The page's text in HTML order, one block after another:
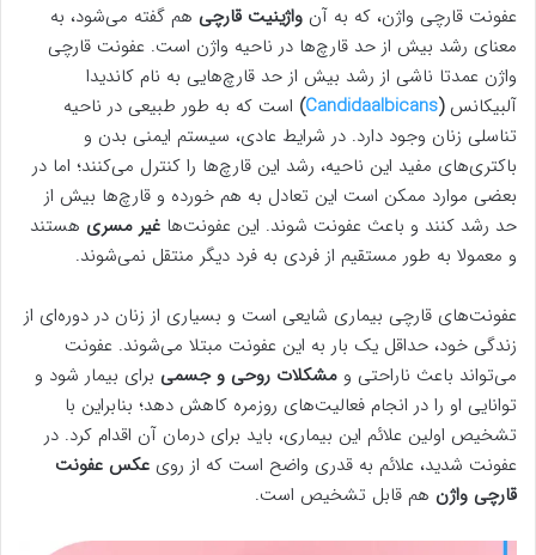
عفونت قارچی واژن، که به آن واژینیت قارچی هم گفته می‌شود، به
معنای رشد بیش از حد قارچ‌ها در ناحیه واژن است. عفونت قارچی
واژن عمدتا ناشی از رشد بیش از حد قارچ‌هایی به نام کاندیدا
آلبیکانس(
Candidaalbicans
) است که به طور طبیعی در ناحیه
تناسلی زنان وجود دارد. در شرایط عادی، سیستم ایمنی بدن و
باکتری‌های مفید این ناحیه، رشد این قارچ‌ها را کنترل می‌کنند؛ اما در
بعضی موارد ممکن است این تعادل به هم خورده و قارچ‌ها بیش از
حد رشد کنند و باعث عفونت شوند. این عفونت‌ها غیر مسری هستند
و معمولا به طور مستقیم از فردی به فرد دیگر منتقل نمی‌شوند.
عفونت‌های قارچی بیماری‌ شایعی است و بسیاری از زنان در دوره‌ای از
زندگی خود، حداقل یک بار به این عفونت مبتلا می‌شوند. عفونت
می‌تواند باعث ناراحتی و مشکلات روحی و جسمی برای بیمار شود و
توانایی او را در انجام فعالیت‌های روزمره کاهش دهد؛ بنابراین با
تشخیص اولین علائم این بیماری، باید برای درمان آن اقدام کرد. در
عفونت شدید، علائم به قدری واضح است که از روی عکس عفونت
قارچی واژن هم قابل تشخیص است.